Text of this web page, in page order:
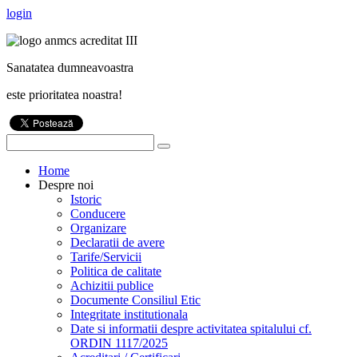
login
Sanatatea dumneavoastra
este prioritatea noastra!
Home
Despre noi
Istoric
Conducere
Organizare
Declaratii de avere
Tarife/Servicii
Politica de calitate
Achizitii publice
Documente Consiliul Etic
Integritate institutionala
Date si informatii despre activitatea spitalului cf.
ORDIN 1117/2025